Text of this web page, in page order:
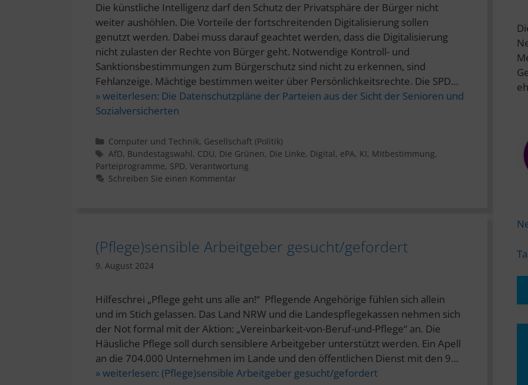
Die künstliche Intelligenz darf den Schutz der Privatsphäre der Bürger nicht
weiter aushöhlen. Die Vorteile der fortschreitenden Digitalisierung sollen
genutzt werden. Dabei muss darauf geachtet werden, dass die Digitalisierung
nicht zulasten der Rechte von Bürger geht. Notwendige Kontroll- und
Sanktionsbestimmungen zum Bürgerschutz sind nicht zu erkennen, sind
Fehlanzeige. Mächtige bestimmen weiter über Persönlichkeitsrechte. Die SPD…
» weiterlesen: Die Datenschutzpläne der Parteien aus der Sicht der Senioren und
Sozialversicherten
Kategorien
Computer und Technik, Gesellschaft (Politik)
Schlagwörter
AfD, Bundestagswahl, CDU, Die Grünen, Die Linke, Digital, ePA, KI, Mitbestimmung,
Parteiprogramme, SPD, Verantwortung
Schreiben Sie einen Kommentar
(Pflege)sensible Arbeitgeber gesucht/gefordert
9. August 2024
Hilfeschrei „Pflege geht uns alle an!“ Pflegende Angehörige fühlen sich allein
und im Stich gelassen. Das Land NRW und die Landespflegekassen nehmen sich
der Not formal mit der Aktion: „Vereinbarkeit-von-Beruf-und-Pflege“ an. Die
Häusliche Pflege soll durch sensiblere Arbeitgeber unterstützt werden. Ein Apell
an die 704.000 Unternehmen im Lande und den öffentlichen Dienst mit den 9…
» weiterlesen: (Pflege)sensible Arbeitgeber gesucht/gefordert